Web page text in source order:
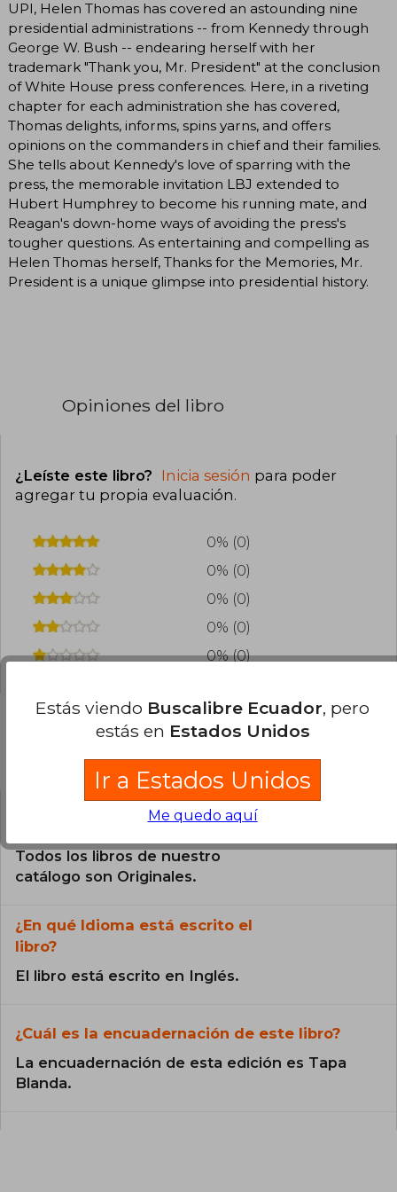
UPI, Helen Thomas has covered an astounding nine
presidential administrations -- from Kennedy through
George W. Bush -- endearing herself with her
trademark "Thank you, Mr. President" at the conclusion
of White House press conferences. Here, in a riveting
chapter for each administration she has covered,
Thomas delights, informs, spins yarns, and offers
opinions on the commanders in chief and their families.
She tells about Kennedy's love of sparring with the
press, the memorable invitation LBJ extended to
Hubert Humphrey to become his running mate, and
Reagan's down-home ways of avoiding the press's
tougher questions. As entertaining and compelling as
Helen Thomas herself, Thanks for the Memories, Mr.
President is a unique glimpse into presidential history.
Opiniones del libro
¿Leíste este libro? Inicia sesión para poder
agregar tu propia evaluación.
0% (0)
0% (0)
0% (0)
0% (0)
0% (0)
Preguntas frecuentes sobre el libro
¿El libro es original?
Todos los libros de nuestro
catálogo son Originales.
¿En qué Idioma está escrito el
libro?
El libro está escrito en Inglés.
¿Cuál es la encuadernación de este libro?
La encuadernación de esta edición es Tapa
Blanda.
Estás viendo Buscalibre Ecuador, pero
estás en Estados Unidos
Ir a Estados Unidos
Me quedo aquí